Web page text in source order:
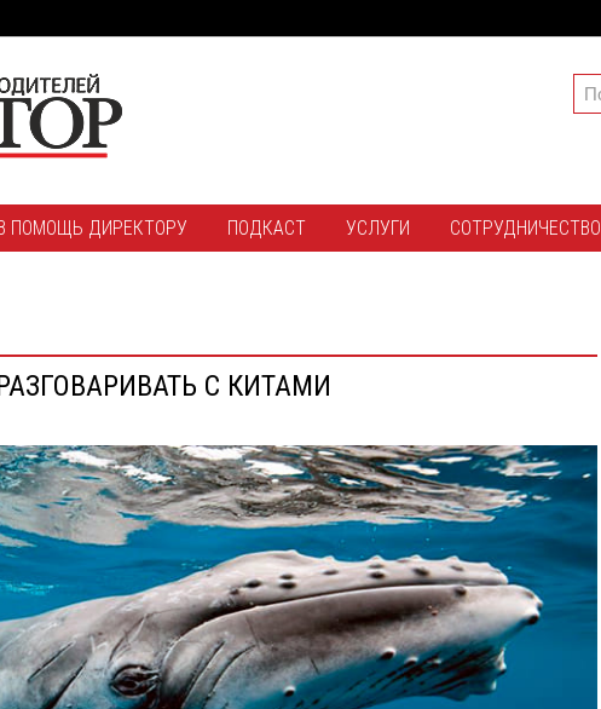
ПОМОЩЬ ДИРЕКТОРУ ПОДКАСТ УСЛУГИ СОТРУДНИЧЕСТВО
С КИТАМИ